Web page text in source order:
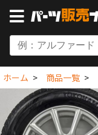
ホーム 商品一覧